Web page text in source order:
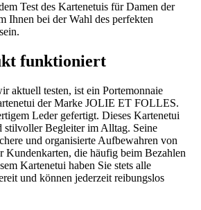
Test des Kartenetuis für Damen der
Ihnen bei der Wahl des perfekten
funktioniert
aktuell testen, ist ein Portemonnaie
der Marke JOLIE ET FOLLES.
Leder gefertigt. Dieses Kartenetui
stilvoller Begleiter im Alltag. Seine
und organisierte Aufbewahren von
die häufig beim Bezahlen
Kartenetui haben Sie stets alle
und können jederzeit reibungslos